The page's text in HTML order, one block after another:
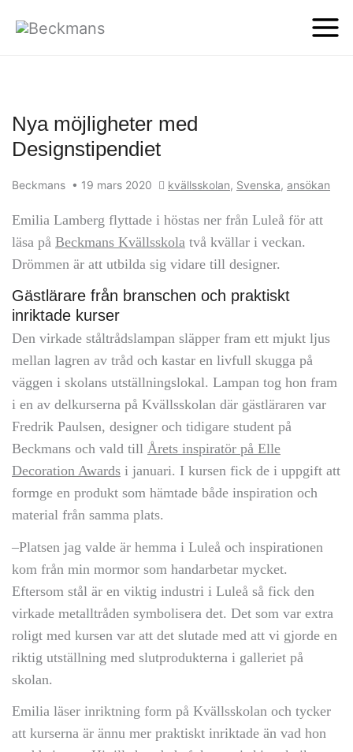
Nya möjligheter med
Designstipendiet
Beckmans • 19 mars 2020 kvällsskolan, Svenska, ansökan
Emilia Lamberg flyttade i höstas ner från Luleå för att
läsa på Beckmans Kvällsskola två kvällar i veckan.
Drömmen är att utbilda sig vidare till designer.
Gästlärare från branschen och praktiskt
inriktade kurser
Den virkade ståltrådslampan släpper fram ett mjukt ljus
mellan lagren av tråd och kastar en livfull skugga på
väggen i skolans utställningslokal. Lampan tog hon fram
i en av delkurserna på Kvällsskolan där gästläraren var
Fredrik Paulsen, designer och tidigare student på
Beckmans och vald till Årets inspiratör på Elle
Decoration Awards i januari. I kursen fick de i uppgift att
formge en produkt som hämtade både inspiration och
material från samma plats.
–Platsen jag valde är hemma i Luleå och inspirationen
kom från min mormor som handarbetar mycket.
Eftersom stål är en viktig industri i Luleå så fick den
virkade metalltråden symbolisera det. Det som var extra
roligt med kursen var att det slutade med att vi gjorde en
riktig utställning med slutprodukterna i galleriet på
skolan.
Emilia läser inriktning form på Kvällsskolan och tycker
att kurserna är ännu mer praktiskt inriktade än vad hon